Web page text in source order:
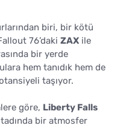
biri, bir kötü
76’daki ZAX ile
bir yerde
hem tanıdık hem de
taşıyor.
göre, Liberty Falls
bir atmosfer